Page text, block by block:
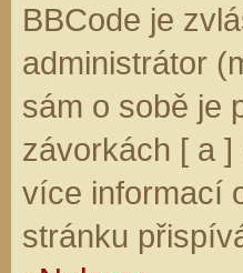
BBCode je
administrátor
sám o sobě je
závorkách [ a
více informací
stránku